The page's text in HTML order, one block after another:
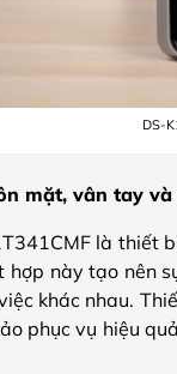
DS-
mặt, vân tay
là thiết
hợp này tạo nên
khác nhau.
phục vụ hiệu